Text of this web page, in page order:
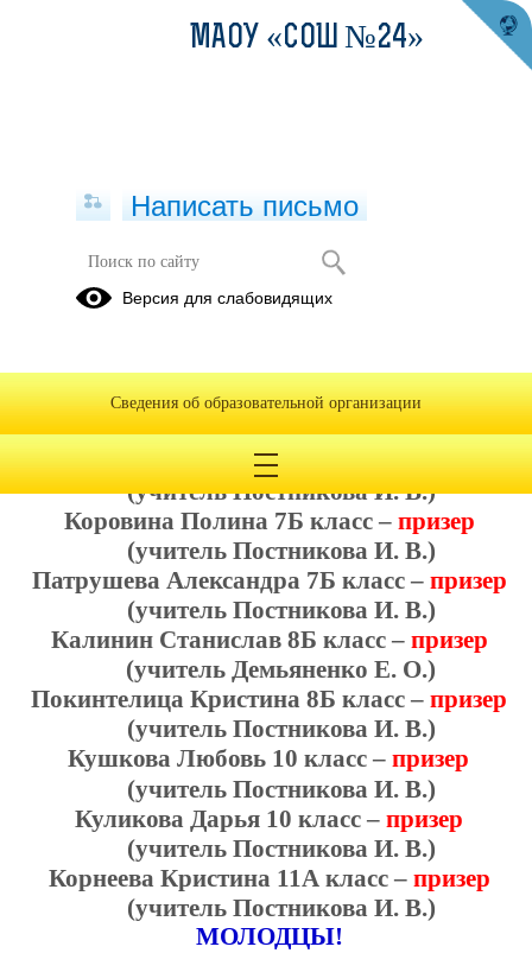
Поздравляем победителя и
призеров муниципального этапа
школьников по технологии
Лагунова Софья 7Б класс –победитель
(учитель Постникова И. В.)
Коровина Полина 7Б класс – призер
(учитель Постникова И. В.)
Патрушева Александра 7Б класс – призер
(учитель Постникова И. В.)
Калинин Станислав 8Б класс – призер
(учитель Демьяненко Е. О.)
Покинтелица Кристина 8Б класс – призер
(учитель Постникова И. В.)
Кушкова Любовь 10 класс – призер
(учитель Постникова И. В.)
Куликова Дарья 10 класс – призер
(учитель Постникова И. В.)
Корнеева Кристина 11А класс – призер
(учитель Постникова И. В.)
МОЛОДЦЫ!
МАОУ «СОШ №24»
Написать письмо
Версия для слабовидящих
Сведения об образовательной организации